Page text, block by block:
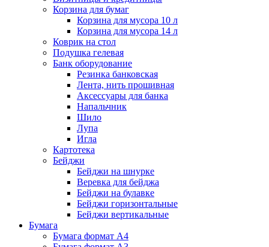
Корзина для бумаг
Корзина для мусора 10 л
Корзина для мусора 14 л
Коврик на стол
Подушка гелевая
Банк оборудование
Резинка банковская
Лента, нить прошивная
Аксессуары для банка
Напальчник
Шило
Лупа
Игла
Картотека
Бейджи
Бейджи на шнурке
Веревка для бейджа
Бейджи на булавке
Бейджи горизонтальные
Бейджи вертикальные
Бумага
Бумага формат А4